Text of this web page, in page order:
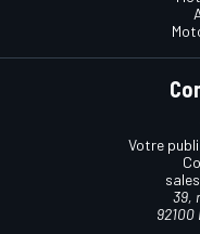
Votre
39,